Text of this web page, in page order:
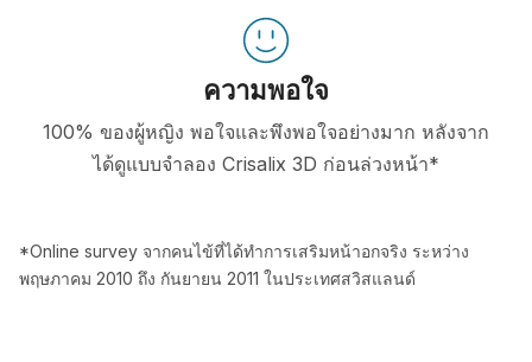
ความพอใจ
100% ของผู้หญิง พอใจและพึงพอใจอย่างมาก หลังจาก
ได้ดูแบบจำลอง Crisalix 3D ก่อนล่วงหน้า*
*Online survey จากคนไข้ที่ได้ทำการเสริมหน้าอกจริง ระหว่าง
พฤษภาคม 2010 ถึง กันยายน 2011 ในประเทศสวิสแลนด์